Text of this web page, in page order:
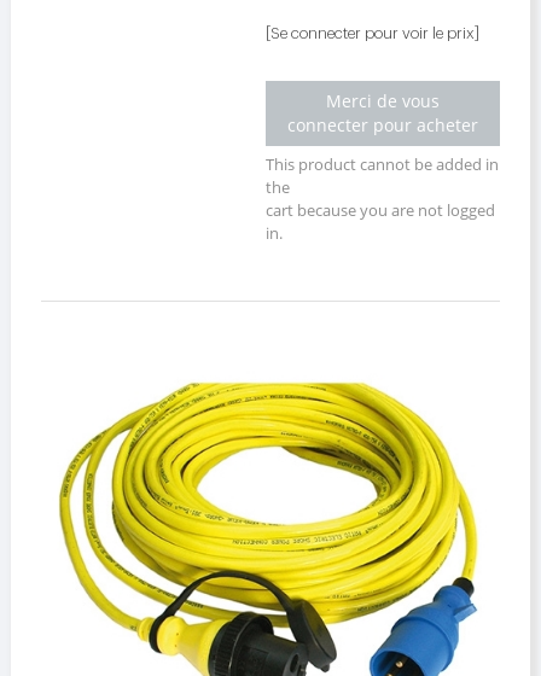
[Se connecter pour voir le prix]
Merci de vous
connecter pour acheter
This product cannot be added in
the
cart because you are not logged
in.